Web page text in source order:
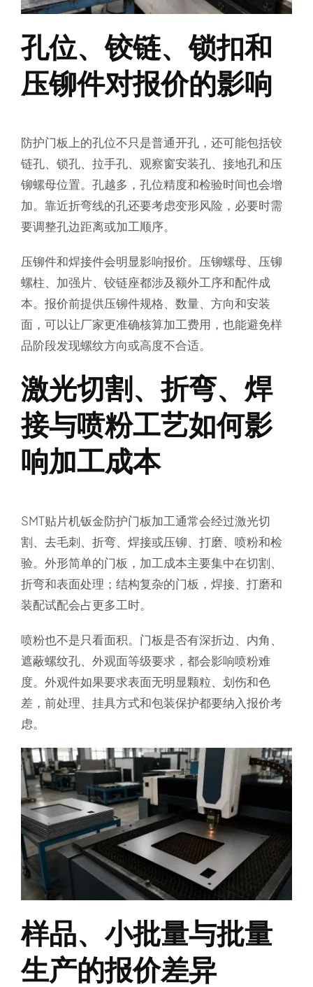
孔位、铰链、锁扣和
压铆件对报价的影响
防护门板上的孔位不只是普通开孔，还可能包括铰
链孔、锁孔、拉手孔、观察窗安装孔、接地孔和压
铆螺母位置。孔越多，孔位精度和检验时间也会增
加。靠近折弯线的孔还要考虑变形风险，必要时需
要调整孔边距离或加工顺序。
压铆件和焊接件会明显影响报价。压铆螺母、压铆
螺柱、加强片、铰链座都涉及额外工序和配件成
本。报价前提供压铆件规格、数量、方向和安装
面，可以让厂家更准确核算加工费用，也能避免样
品阶段发现螺纹方向或高度不合适。
激光切割、折弯、焊
接与喷粉工艺如何影
响加工成本
SMT贴片机钣金防护门板加工通常会经过激光切
割、去毛刺、折弯、焊接或压铆、打磨、喷粉和检
验。外形简单的门板，加工成本主要集中在切割、
折弯和表面处理；结构复杂的门板，焊接、打磨和
装配试配会占更多工时。
喷粉也不是只看面积。门板是否有深折边、内角、
遮蔽螺纹孔、外观面等级要求，都会影响喷粉难
度。外观件如果要求表面无明显颗粒、划伤和色
差，前处理、挂具方式和包装保护都要纳入报价考
虑。
样品、小批量与批量
生产的报价差异